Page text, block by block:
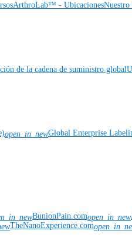
ArthroLab™ - UbicacionesNuestro
de la cadena de suministro global
open_in_newGlobal Enterprise
BunionPain.comopen_in_new
TheNanoExperience.com